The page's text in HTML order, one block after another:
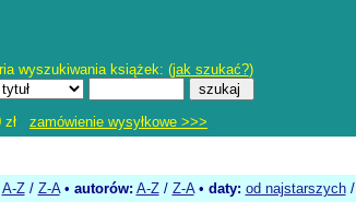
wyszukiwania książek: (jak szukać?)
zamówienie wysyłkowe >>>
A-Z/ Z-A• autorów: A-Z/ Z-A• daty: od najstarszych/